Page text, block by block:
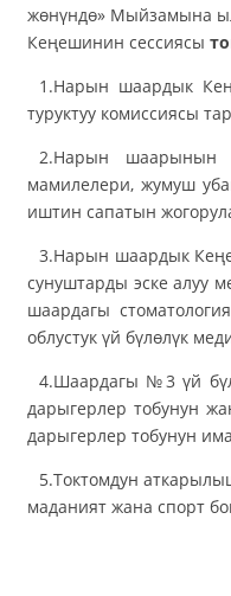
жөнүндө» Мыйзамына
Кеңешинин сессиясы
1.Нарын шаардык
туруктуу комиссиясы
2.Нарын шаарынын
мамилелери, жумуш
иштин сапатын
3.Нарын шаардык
сунуштарды эске алуу
шаардагы
облустук үй бүлөлүк
4.Шаардагы №3 үй
дарыгерлер тобунун
дарыгерлер тобунун
5.Токтомдун
маданият жана спорт